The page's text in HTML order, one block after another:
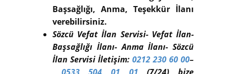
Başsağlığı, Anma, Teşekkür İlanı
verebilirsiniz.
Sözcü Vefat İlan Servisi- Vefat İlan-
Başsağlığı İlanı- Anma İlanı- Sözcü
İlan Servisi İletişim: 0212 230 60 00–